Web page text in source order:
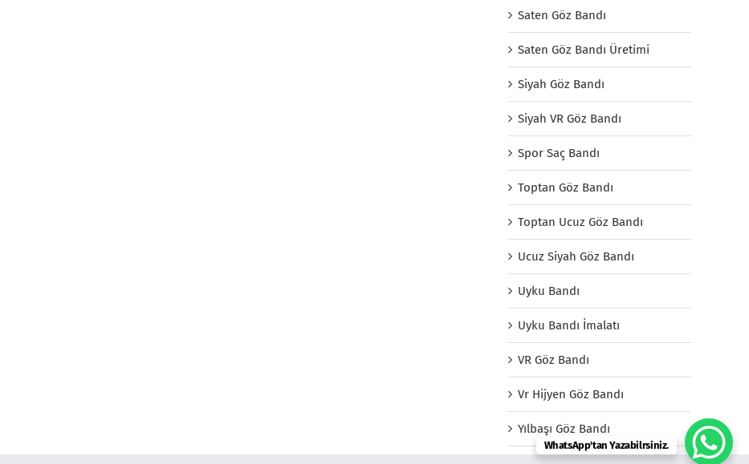
Saten Göz Bandı
Saten Göz Bandı Üretimi
Siyah Göz Bandı
Siyah VR Göz Bandı
Spor Saç Bandı
Toptan Göz Bandı
Toptan Ucuz Göz Bandı
Ucuz Siyah Göz Bandı
Uyku Bandı
Uyku Bandı İmalatı
VR Göz Bandı
Vr Hijyen Göz Bandı
Yılbaşı Göz Bandı
WhatsApp'tan Yazabilrsiniz.